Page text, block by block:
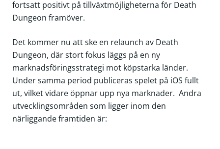
fortsatt positivt på tillväxtmöjligheterna för Death
Dungeon framöver.
Det kommer nu att ske en relaunch av Death
Dungeon, där stort fokus läggs på en ny
marknadsföringsstrategi mot köpstarka länder.
Under samma period publiceras spelet på iOS fullt
ut, vilket vidare öppnar upp nya marknader. Andra
utvecklingsområden som ligger inom den
närliggande framtiden är: